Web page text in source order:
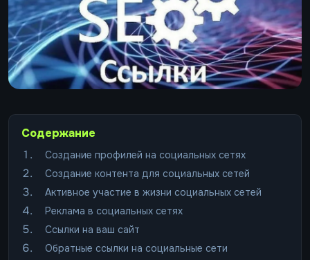
Содержание
Создание профилей на социальных сетях
Создание контента для социальных сетей
Активное участие в жизни социальных сетей
Реклама в социальных сетях
Ссылки на ваш сайт
Обратные ссылки на социальные сети